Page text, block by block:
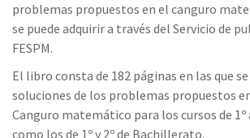
problemas propuestos en el canguro
se puede adquirir a través del Servicio de
FESPM.
El libro consta de 182 páginas en las que
soluciones de los problemas propuestos
Canguro matemático para los cursos de 1º
como los de 1º y 2º de Bachillerato.